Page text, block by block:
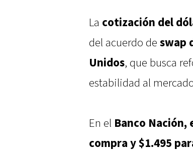
La cotización del
del acuerdo de swap
Unidos, que busca
estabilidad al
En el Banco Nación,
compra y $1.495